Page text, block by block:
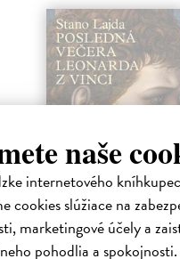
naše
internetového
cookies slúžiace na
marketingové účely a
pohodlia a spokojnosti.
večera Leonarda
| Kniha
je súčasný slovenský maliar, ktorý